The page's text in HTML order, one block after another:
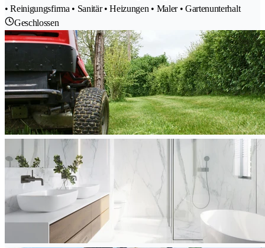
• Reinigungsfirma • Sanitär • Heizungen • Maler • Gartenunterhalt
Geschlossen